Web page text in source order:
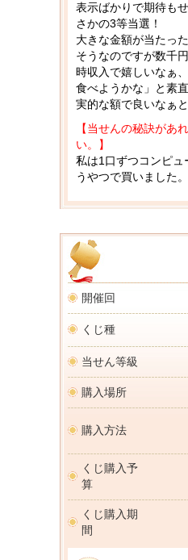
表示ばかりで期待も
さかの3等当選！
大きな金額が当たっ
そうなのですが数千
時収入で嬉しいなぁ
食べようかな」と素
実的な額で良いなぁ
【当せんの秘訣があ
い。】
私は1口ずつコンピュ
うやつで買いました。
開催回
くじ種
当せん等級
購入場所
購入方法
くじ購入予
算
くじ購入期
間